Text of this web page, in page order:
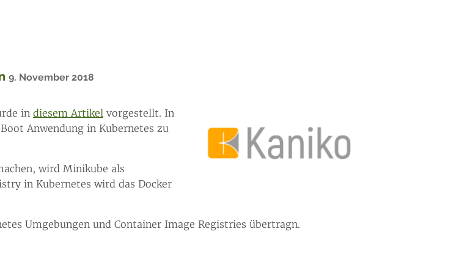
9. November 2018
in diesem Artikel vorgestellt. In
Anwendung in Kubernetes zu
wird Minikube als
in Kubernetes wird das Docker
Umgebungen und Container Image Registries übertragn.